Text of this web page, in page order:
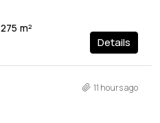
275 m²
Details
11 hours ago